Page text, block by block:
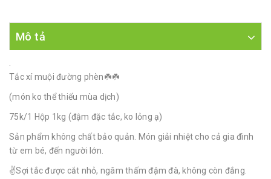
Mô tả
.
Tắc xí muội đường phèn☘️☘️
(món ko thể thiếu mùa dịch)
75k/1 Hộp 1kg (đậm đặc tắc, ko lỏng ạ)
Sản phẩm không chất bảo quản. Món giải nhiệt cho cả gia đình
từ em bé, đến người lớn.
✌️Sợi tắc được cắt nhỏ, ngâm thấm đậm đà, không còn đắng.